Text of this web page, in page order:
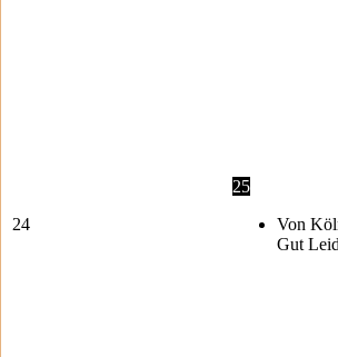
24
25
Von
Gut